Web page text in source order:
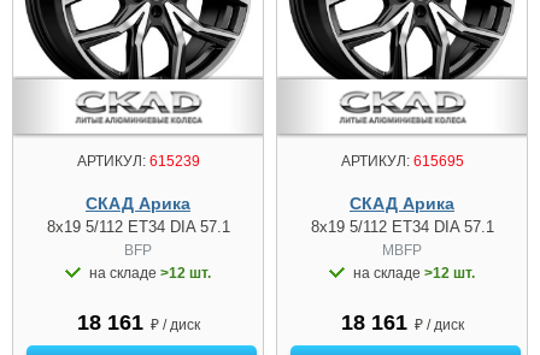
АРТИКУЛ:615239
СКАД Арика
8x19 5/112 ET34 DIA 57.1
BFP
на складе >12 шт.
18 161 ₽ / диск
АРТИКУЛ:615695
СКАД Арика
8x19 5/112 ET34 DIA 57.1
MBFP
на складе >12 шт.
18 161 ₽ / диск